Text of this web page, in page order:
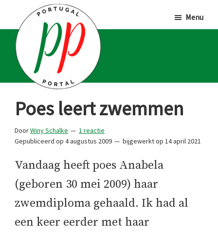
hoofd
inhoud
eerste
sidebar
voettekst
Portal
Portugalliefhebbers
en
-
fanaten
Menu
Poes leert zwemmen
DoorWiny Schalke
1 reactie
Gepubliceerd op 4 augustus 2009 bijgewerkt op 14 april 2021
Vandaag heeft poes Anabela
(geboren 30 mei 2009) haar
zwemdiploma gehaald. Ik had al
een keer eerder met haar